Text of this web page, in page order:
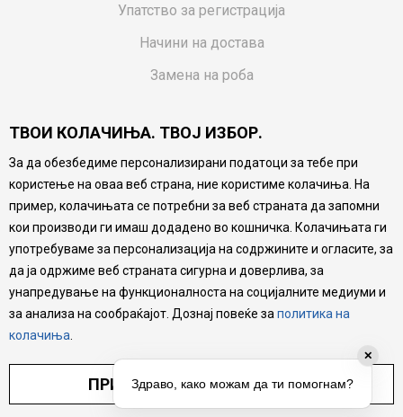
Упатство за регистрација
Начини на достава
Замена на роба
Ваучери
Product Finder
FAQs
Настојуваме да бидеме што попрецизни во описот на
производите, прикажување на слики и цени, но не
можеме да гарантираме дека сите информации се
комплетни и без грешка. Сите производи се дел од
нашата понуда, но не се подразбира дека мора да се
достапни во секој момент.
ТВОИ КОЛАЧИЊА. ТВОЈ ИЗБОР.
За да обезбедиме персонализирани податоци за тебе при
користење на оваа веб страна, ние користиме колачиња. На
пример, колачињата се потребни за веб страната да запомни
кои производи ги имаш додадено во кошничка. Колачињата ги
употребуваме за персонализација на содржините и огласите, за
да ја одржиме веб страната сигурна и доверлива, за
унапредување на функционалноста на социјалните медиуми и
за анализа на сообраќајот. Дознај повеќе за политика на
колачиња
ПРИЛАГОДИ ПОСТАВУВАЊА
✕
Здраво, како можам да ти помогнам?